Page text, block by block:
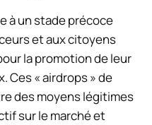
à un stade précoce
et aux citoyens
la promotion de leur
Ces« airdrops » de
des moyens légitimes
sur le marché et